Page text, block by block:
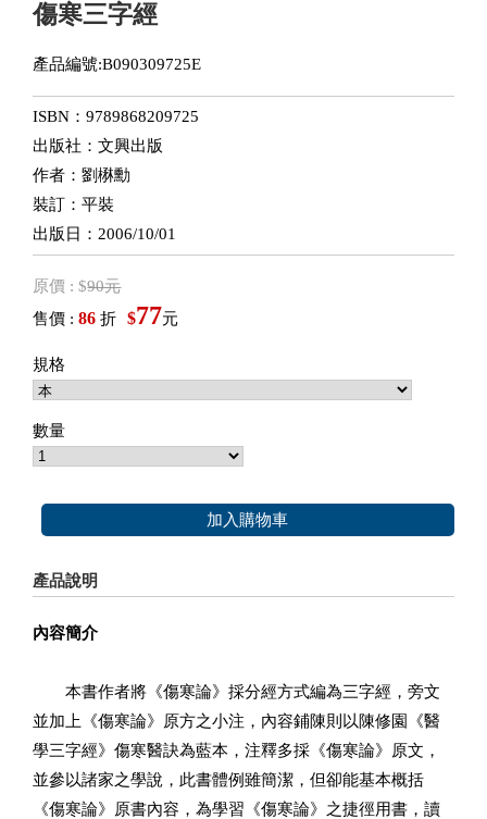
傷寒三字經
產品編號:B090309725E
ISBN：9789868209725
出版社：文興出版
作者：劉楙勳
裝訂：平裝
出版日：2006/10/01
原價 : $90元
售價 :86 折 $77元
規格
數量
加入購物車
產品說明
內容簡介
本書作者將《傷寒論》採分經方式編為三字經，旁文
並加上《傷寒論》原方之小注，內容鋪陳則以陳修園《醫
學三字經》傷寒醫訣為藍本，注釋多採《傷寒論》原文，
並參以諸家之學說，此書體例雖簡潔，但卻能基本概括
《傷寒論》原書內容，為學習《傷寒論》之捷徑用書，讀